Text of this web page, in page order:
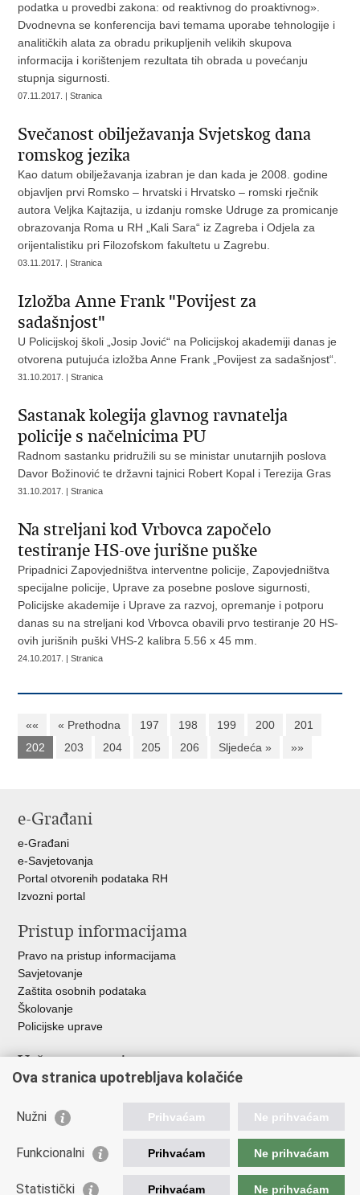
podatka u provedbi zakona: od reaktivnog do proaktivnog».
Dvodnevna se konferencija bavi temama uporabe tehnologije i
analitičkih alata za obradu prikupljenih velikih skupova
informacija i korištenjem rezultata tih obrada u povećanju
stupnja sigurnosti.
07.11.2017. | Stranica
Svečanost obilježavanja Svjetskog dana
romskog jezika
Kao datum obilježavanja izabran je dan kada je 2008. godine
objavljen prvi Romsko – hrvatski i Hrvatsko – romski rječnik
autora Veljka Kajtazija, u izdanju romske Udruge za promicanje
obrazovanja Roma u RH „Kali Sara“ iz Zagreba i Odjela za
orijentalistiku pri Filozofskom fakultetu u Zagrebu.
03.11.2017. | Stranica
Izložba Anne Frank "Povijest za
sadašnjost"
U Policijskoj školi „Josip Jović“ na Policijskoj akademiji danas je
otvorena putujuća izložba Anne Frank „Povijest za sadašnjost“.
31.10.2017. | Stranica
Sastanak kolegija glavnog ravnatelja
policije s načelnicima PU
Radnom sastanku pridružili su se ministar unutarnjih poslova
Davor Božinović te državni tajnici Robert Kopal i Terezija Gras
31.10.2017. | Stranica
Na streljani kod Vrbovca započelo
testiranje HS-ove jurišne puške
Pripadnici Zapovjedništva interventne policije, Zapovjedništva
specijalne policije, Uprave za posebne poslove sigurnosti,
Policijske akademije i Uprave za razvoj, opremanje i potporu
danas su na streljani kod Vrbovca obavili prvo testiranje 20 HS-
ovih jurišnih puški VHS-2 kalibra 5.56 x 45 mm.
24.10.2017. | Stranica
«« « Prethodna 197 198 199 200
201
202
203 204 205 206 Sljedeća » »»
e-Građani
e-Građani
e-Savjetovanja
Portal otvorenih podataka RH
Izvozni portal
Pristup informacijama
Pravo na pristup informacijama
Savjetovanje
Zaštita osobnih podataka
Školovanje
Policijske uprave
Važne poveznice
Ministarstvo unutarnjih poslova
Muzej policije
Centar za mentalno zdravlje
Centar za forenzična ispitivanja, istraživanja i vještačenja "Ivan
Ova stranica upotrebljava kolačiće
Nužni Prihvaćam Ne prihvaćam
Funkcionalni Prihvaćam Ne prihvaćam
Statistički Prihvaćam Ne prihvaćam